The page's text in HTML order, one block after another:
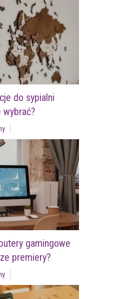
do sypialni
gamingowe
premiery?